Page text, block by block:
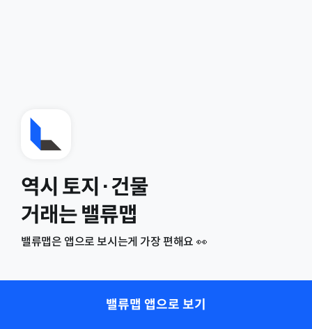
역시 토지·건물
거래는 밸류맵
밸류맵은 앱으로 보시는게 가장 편해요 👀
밸류맵 앱으로 보기